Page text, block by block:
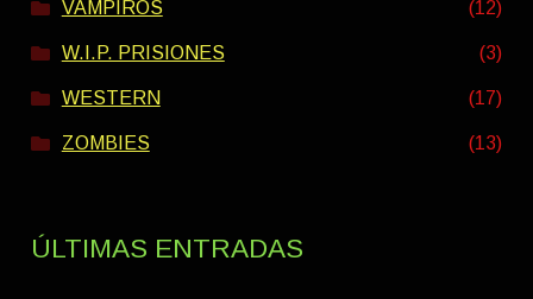
VAMPIROS (12)
W.I.P. PRISIONES (3)
WESTERN (17)
ZOMBIES (13)
ÚLTIMAS ENTRADAS